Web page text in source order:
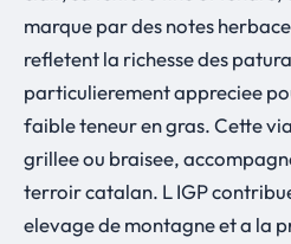
marque par des notes
refletent la richesse des
particulierement appreciee
faible teneur en gras. Cette
grillee ou braisee,
terroir catalan. L IGP
elevage de montagne et a la